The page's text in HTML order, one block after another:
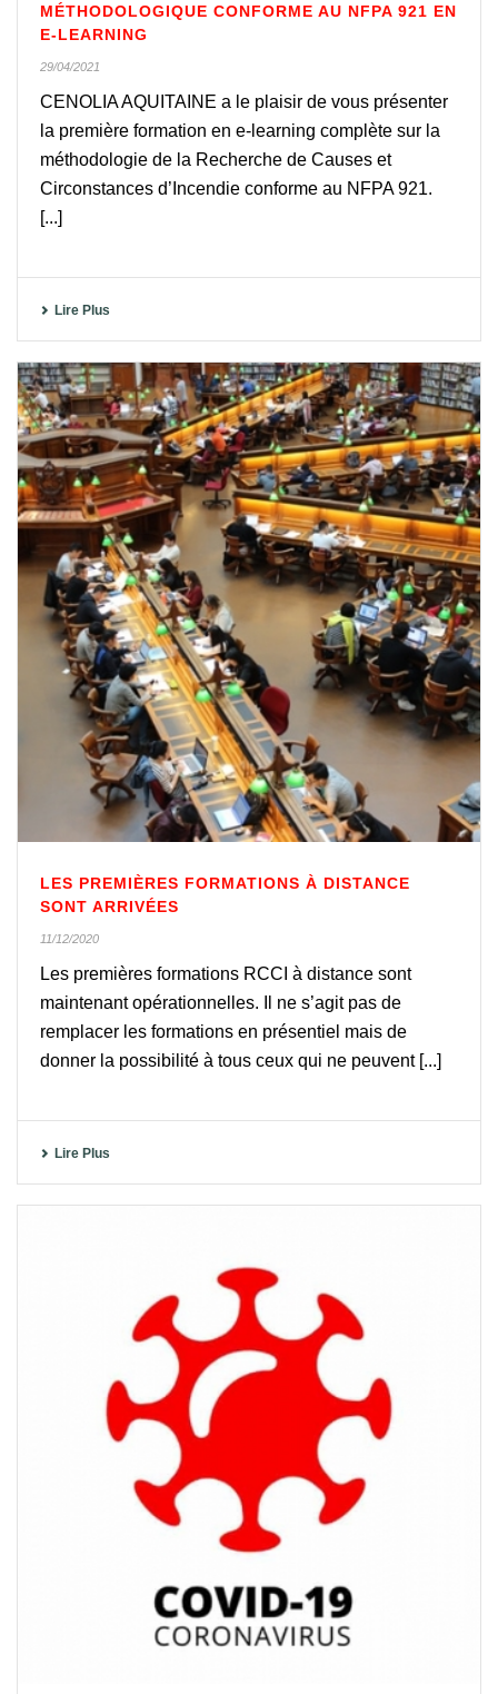
MÉTHODOLOGIQUE CONFORME AU NFPA 921 EN
E-LEARNING
29/04/2021
CENOLIA AQUITAINE a le plaisir de vous présenter
la première formation en e-learning complète sur la
méthodologie de la Recherche de Causes et
Circonstances d’Incendie conforme au NFPA 921.
[...]
Lire Plus
LES PREMIÈRES FORMATIONS À DISTANCE
SONT ARRIVÉES
11/12/2020
Les premières formations RCCI à distance sont
maintenant opérationnelles. Il ne s’agit pas de
remplacer les formations en présentiel mais de
donner la possibilité à tous ceux qui ne peuvent [...]
Lire Plus